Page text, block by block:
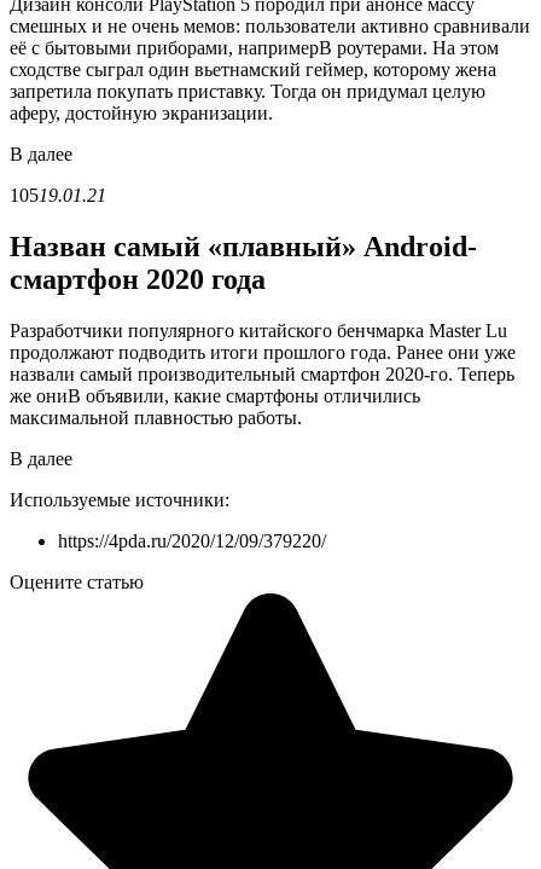
смешных и не очень мемов: пользователи активно сравнивали
её с бытовыми приборами, напримерВ роутерами. На этом
сходстве сыграл один вьетнамский геймер, которому жена
запретила покупать приставку. Тогда он придумал целую
аферу, достойную экранизации.
В далее
10519.01.21
Назван самый «плавный» Android-
смартфон 2020 года
Разработчики популярного китайского бенчмарка Master Lu
продолжают подводить итоги прошлого года. Ранее они уже
назвали самый производительный смартфон 2020-го. Теперь
же ониВ объявили, какие смартфоны отличились
максимальной плавностью работы.
В далее
Используемые источники:
https://4pda.ru/2020/12/09/379220/
Оцените статью